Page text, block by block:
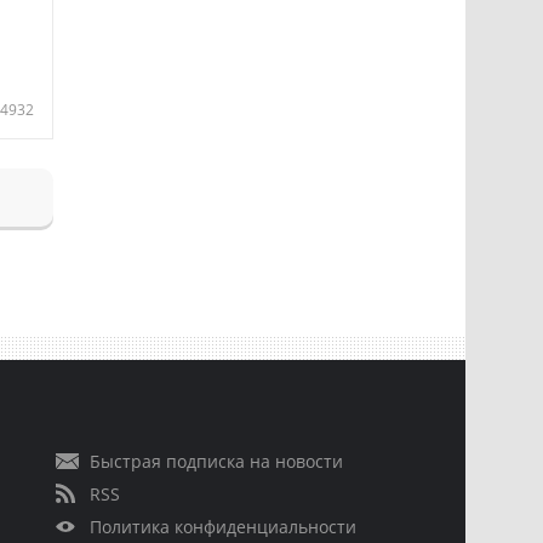
4932
Быстрая подписка на новости
RSS
Политика конфиденциальности